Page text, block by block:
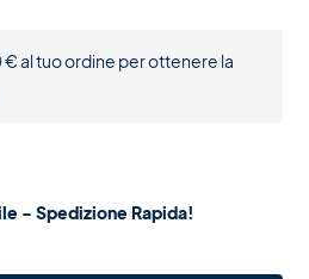
€al tuo ordine per ottenere la
- Spedizione Rapida!